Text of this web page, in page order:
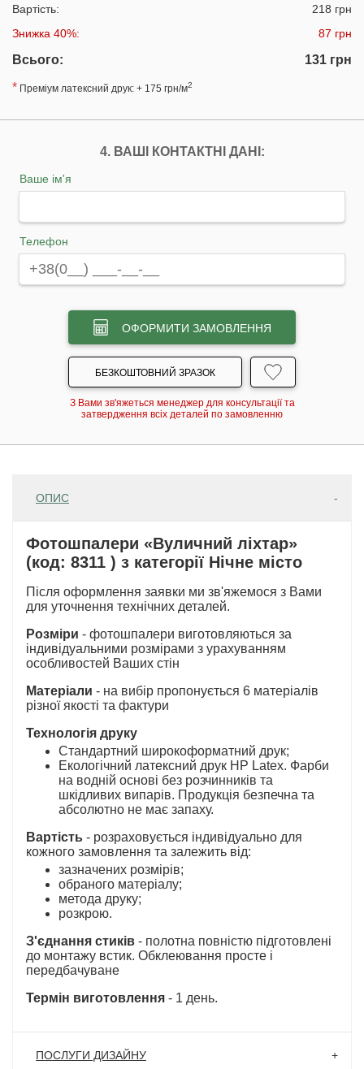
Вартість:
218 грн
Знижка 40%:
87 грн
Всього:
131 грн
* Преміум латексний друк: + 175 грн/м2
4. ВАШІ КОНТАКТНІ ДАНІ:
Ваше ім'я
Телефон
ОФОРМИТИ ЗАМОВЛЕННЯ
БЕЗКОШТОВНИЙ ЗРАЗОК
З Вами зв'яжеться менеджер для консультації та
затвердження всіх деталей по замовленню
ОПИС
Фотошпалери «Вуличний ліхтар»
(код: 8311 ) з категорії Нічне місто
Після оформлення заявки ми зв'яжемося з Вами
для уточнення технічних деталей.
Розміри - фотошпалери виготовляються за
індивідуальними розмірами з урахуванням
особливостей Ваших стін
Матеріали - на вибір пропонується 6 матеріалів
різної якості та фактури
Технологія друку
Стандартний широкоформатний друк;
Екологічний латексний друк HP Latex. Фарби
на водній основі без розчинників та
шкідливих випарів. Продукція безпечна та
абсолютно не має запаху.
Вартість - розраховується індивідуально для
кожного замовлення та залежить від:
зазначених розмірів;
обраного матеріалу;
метода друку;
розкрою.
З'єднання стиків - полотна повністю підготовлені
до монтажу встик. Обклеювання просте і
передбачуване
Термін виготовлення - 1 день.
ПОСЛУГИ ДИЗАЙНУ